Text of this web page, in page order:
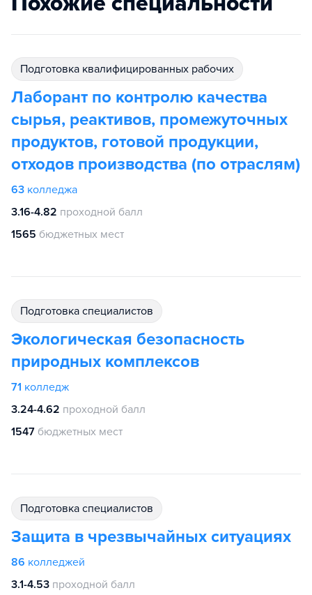
подготовка квалифицированных рабочих
Лаборант по контролю качества
сырья, реактивов, промежуточных
продуктов, готовой продукции,
отходов производства (по отраслям)
63 колледжа
3.16-4.82 проходной балл
1565 бюджетных мест
подготовка специалистов
Экологическая безопасность
природных комплексов
71 колледж
3.24-4.62 проходной балл
1547 бюджетных мест
подготовка специалистов
Защита в чрезвычайных ситуациях
86 колледжей
3.1-4.53 проходной балл